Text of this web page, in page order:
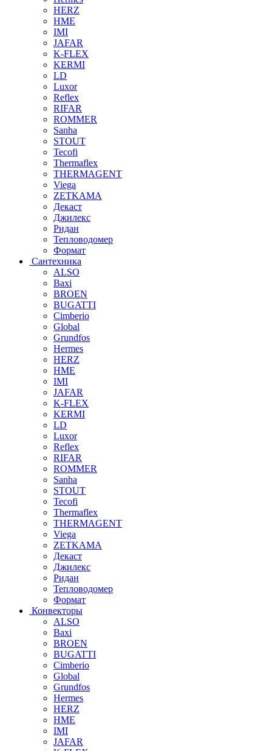
HERZ
HME
IMI
JAFAR
K-FLEX
KERMI
LD
Luxor
Reflex
RIFAR
ROMMER
Sanha
STOUT
Tecofi
Thermaflex
THERMAGENT
Viega
ZETKAMA
Декаст
Джилекс
Ридан
Тепловодомер
Формат
Сантехника
ALSO
Baxi
BROEN
BUGATTI
Cimberio
Global
Grundfos
Hermes
HERZ
HME
IMI
JAFAR
K-FLEX
KERMI
LD
Luxor
Reflex
RIFAR
ROMMER
Sanha
STOUT
Tecofi
Thermaflex
THERMAGENT
Viega
ZETKAMA
Декаст
Джилекс
Ридан
Тепловодомер
Формат
Конвекторы
ALSO
Baxi
BROEN
BUGATTI
Cimberio
Global
Grundfos
Hermes
HERZ
HME
IMI
JAFAR